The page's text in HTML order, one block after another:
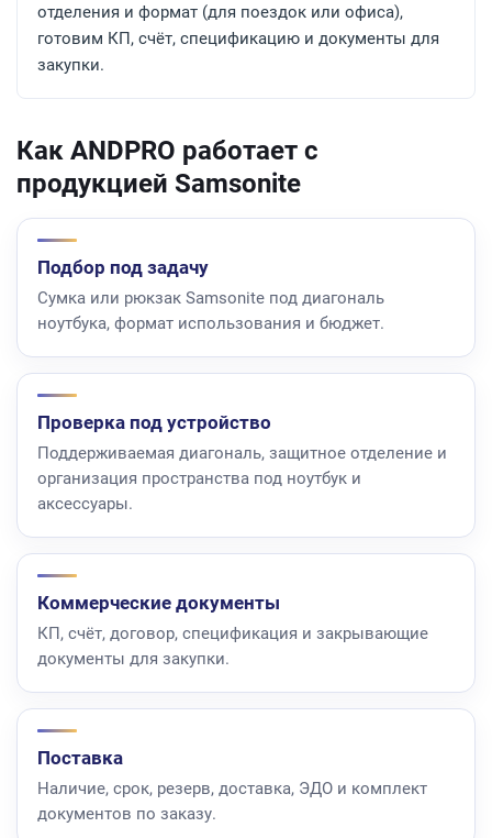
отделения и формат (для поездок или офиса),
готовим КП, счёт, спецификацию и документы для
закупки.
Как ANDPRO работает с
продукцией Samsonite
Подбор под задачу
Сумка или рюкзак Samsonite под диагональ
ноутбука, формат использования и бюджет.
Проверка под устройство
Поддерживаемая диагональ, защитное отделение и
организация пространства под ноутбук и
аксессуары.
Коммерческие документы
КП, счёт, договор, спецификация и закрывающие
документы для закупки.
Поставка
Наличие, срок, резерв, доставка, ЭДО и комплект
документов по заказу.